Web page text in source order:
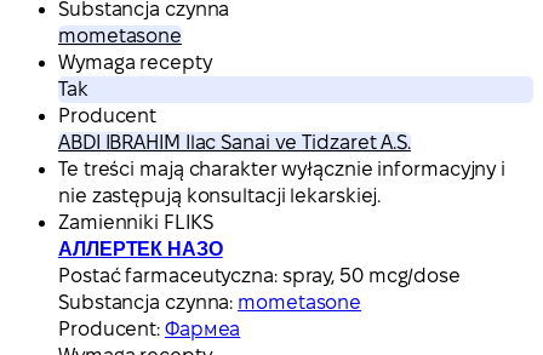
Substancja czynna
mometasone
Wymaga recepty
Tak
Producent
ABDI IBRAHIM Ilac Sanai ve Tidzaret A.S.
Te treści mają charakter wyłącznie informacyjny i
nie zastępują konsultacji lekarskiej.
Zamienniki FLIKS
АЛЛЕРТЕК НАЗО
Postać farmaceutyczna: spray, 50 mcg/dose
Substancja czynna: mometasone
Producent: Фармеа